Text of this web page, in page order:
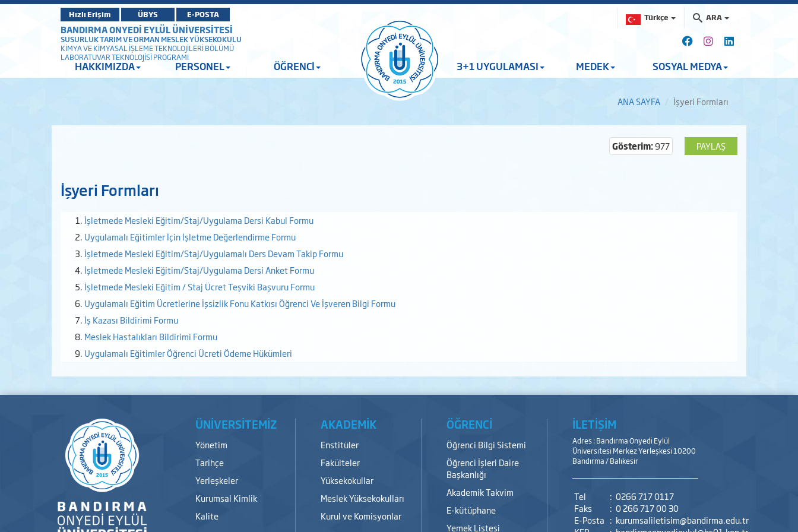
Hızlı Erişim ÜBYS E-POSTA Türkçe ARA
BANDIRMA ONYEDİ EYLÜL ÜNİVERSİTESİ
SUSURLUK TARIM VE ORMAN MESLEK YÜKSEKOKULU
KİMYA VE KİMYASAL İŞLEME TEKNOLOJİLERİ BÖLÜMÜ
LABORATUVAR TEKNOLOJİSİ PROGRAMI
HAKKIMIZDA PERSONEL ÖĞRENCİ 3+1 UYGULAMASI MEDEK SOSYAL MEDYA
ANA SAYFA İşyeri Formları
PAYLAŞ
Gösterim:977
İşyeri Formları
İşletmede Mesleki Eğitim/Staj/Uygulama Dersi Kabul Formu
Uygulamalı Eğitimler İçin İşletme Değerlendirme Formu
İşletmede Mesleki Eğitim/Staj/Uygulamalı Ders Devam Takip Formu
İşletmede Mesleki Eğitim/Staj/Uygulama Dersi Anket Formu
İşletmede Mesleki Eğitim / Staj Ücret Teşviki Başvuru Formu
Uygulamalı Eğitim Ücretlerine İşsizlik Fonu Katkısı Öğrenci Ve İşveren Bilgi Formu
İş Kazası Bildirimi Formu
Meslek Hastalıkları Bildirimi Formu
Uygulamalı Eğitimler Öğrenci Ücreti Ödeme Hükümleri
ÜNİVERSİTEMİZ
Yönetim
Tarihçe
Yerleşkeler
Kurumsal Kimlik
Kalite
AKADEMİK
Enstitüler
Fakülteler
Yüksekokullar
Meslek Yüksekokulları
Kurul ve Komisyonlar
ÖĞRENCİ
Öğrenci Bilgi Sistemi
Öğrenci İşleri Daire
Başkanlığı
Akademik Takvim
E-kütüphane
Yemek Listesi
İLETİŞİM
Adres : Bandırma Onyedi Eylül
Üniversitesi Merkez Yerleşkesi 10200
Bandırma / Balıkesir
Tel : 0266 717 0117
Faks
: 0 266 717 00 30
E-Posta : kurumsaliletisim@bandirma.edu.tr